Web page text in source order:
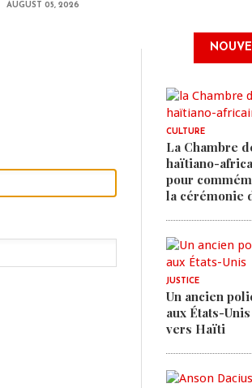
AUGUST 05, 2026
CULTURE
La Chambre
haïtiano-
pour
la cérémonie
JUSTICE
Un ancien
aux États-
vers Haïti